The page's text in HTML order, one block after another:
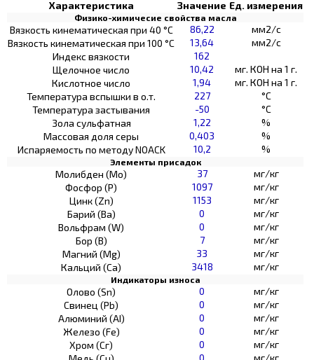
Характеристика Значение Ед. измерения
Физико-химичесие свойства масла
Вязкость кинематическая при 40 °С 86,22
мм2/с
Вязкость кинематическая при 100 °С
13,64
мм2/с
Индекс вязкости
162
Щелочное число
10,42
мг. КОН на 1 г.
Кислотное число
1,94
мг. КОН на 1 г.
Температура вспышки в о.т.
227
°C
Температура застывания
-50
°C
Зола сульфатная
1,22
%
Массовая доля серы
0,403
%
Испаряемость по методу NOACK
10,2 %
Элементы присадок
Молибден (Мо) 37
мг/кг
Фосфор (Р)
1097
мг/кг
Цинк (Zn)
1153
мг/кг
Барий (Ва)
0
мг/кг
Вольфрам (W)
0
мг/кг
Бор (В)
7
мг/кг
Магний (Mg)
33
мг/кг
Кальций (Са)
3418 мг/кг
Индикаторы износа
Олово (Sn) 0
мг/кг
Свинец (Pb)
0
мг/кг
Алюминий (AI)
0
мг/кг
Железо (Fe)
0
мг/кг
Хром (Сг)
0
мг/кг
0
мг/кг